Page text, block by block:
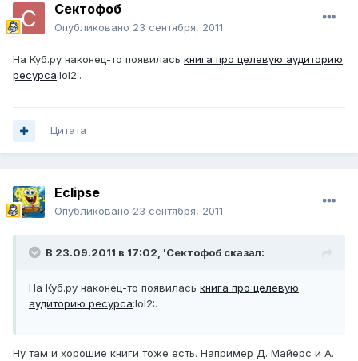
Сектофоб
Опубликовано 23 сентября, 2011
На Куб.ру наконец-то появилась книга про целевую аудиторию
ресурса:lol2:.
Цитата
Eclipse
Опубликовано 23 сентября, 2011
В 23.09.2011 в 17:02, 'Сектофоб сказал:
На Куб.ру наконец-то появилась книга про целевую
аудиторию ресурса:lol2:.
Ну там и хорошие книги тоже есть. Например Д. Майерс и А.